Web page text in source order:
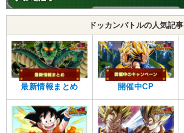
ドッカンバトルの人気記事
最新情報まとめ 開催中CP